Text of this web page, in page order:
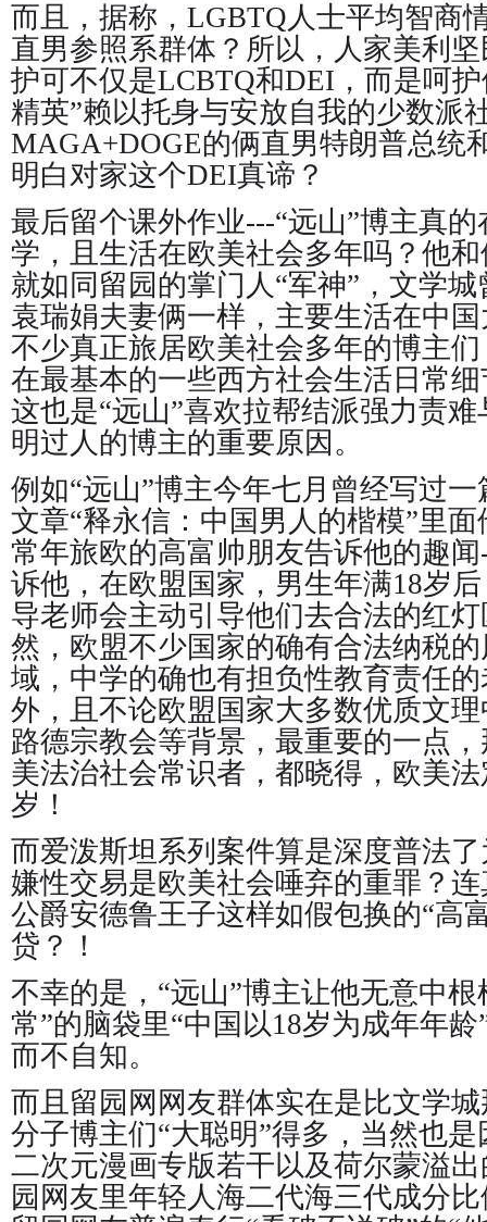
而且，据称，LGBTQ人士平均智商
直男参照系群体？所以，人家美利
护可不仅是LCBTQ和DEI，而是呵
精英”赖以托身与安放自我的少数派
MAGA+DOGE的俩直男特朗普总统
明白对家这个DEI真谛？
最后留个课外作业---“远山”博主真
学，且生活在欧美社会多年吗？他
就如同留园的掌门人“军神”，文学
袁瑞娟夫妻俩一样，主要生活在中
不少真正旅居欧美社会多年的博主
在最基本的一些西方社会生活日常
这也是“远山”喜欢拉帮结派强力责
明过人的博主的重要原因。
例如“远山”博主今年七月曾经写过
文章“释永信：中国男人的楷模”里
常年旅欧的高富帅朋友告诉他的趣
诉他，在欧盟国家，男生年满18岁
导老师会主动引导他们去合法的红
然，欧盟不少国家的确有合法纳税
域，中学的确也有担负性教育责任
外，且不论欧盟国家大多数优质文
路德宗教会等背景，最重要的一点
美法治社会常识者，都晓得，欧美
岁！
而爱泼斯坦系列案件算是深度普法
嫌性交易是欧美社会唾弃的重罪？
公爵安德鲁王子这样如假包换的“高
贷？！
不幸的是，“远山”博主让他无意中
常”的脑袋里“中国以18岁为成年年
而不自知。
而且留园网网友群体实在是比文学
分子博主们“大聪明”得多，当然也
二次元漫画专版若干以及荷尔蒙溢
园网友里年轻人海二代海三代成分